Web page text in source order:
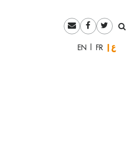
العربيةFrançais
English